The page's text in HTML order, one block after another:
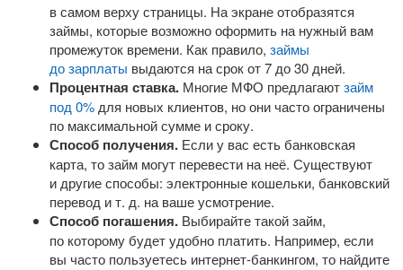
в самом верху страницы. На экране отобразятся
займы, которые возможно оформить на нужный вам
промежуток времени. Как правило, займы
до зарплаты выдаются на срок от 7 до 30 дней.
Процентная ставка. Многие МФО предлагаютзайм
под 0% для новых клиентов, но они часто ограничены
по максимальной сумме и сроку.
Способ получения. Если у вас есть банковская
карта, то займ могут перевести на неё. Существуют
и другие способы: электронные кошельки, банковский
перевод и т. д. на ваше усмотрение.
Способ погашения. Выбирайте такой займ,
по которому будет удобно платить. Например, если
вы часто пользуетесь интернет-банкингом, то найдите